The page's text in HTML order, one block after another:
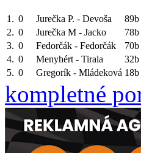
1. 0 Jurečka P. - Devoša
89b
2. 0 Jurečka M - Jacko
78b
3. 0 Fedorčák - Fedorčák
70b
4. 0 Menyhért - Tirala
32b
5. 0 Gregorík - Mládeková 18b
kompletné